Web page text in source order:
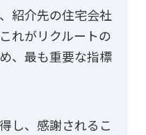
紹介先の住宅会社
れがリクルートの
、最も重要な指標
し、感謝されるこ